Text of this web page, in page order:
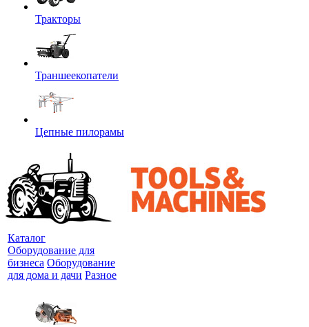
Тракторы
Траншеекопатели
Цепные пилорамы
Каталог
Оборудование для
бизнеса Оборудование
для дома и дачи Разное